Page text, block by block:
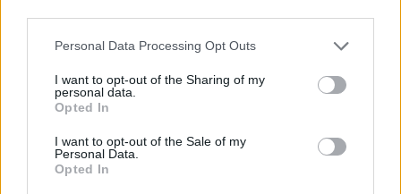
Personal Data Processing Opt Outs
I want to opt-out of the Sharing of my
personal data.
Opted In
I want to opt-out of the Sale of my
Personal Data.
Opted In
L’incontro fra Ilary e Bastian
Le pagine del settimanale Chi qualche
esclusiva sulla nuova serie Netflix. La